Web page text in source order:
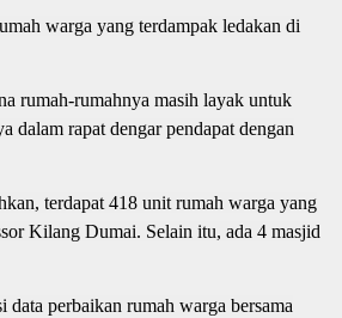
warga yang terdampak ledakan di
rumah-rumahnya masih layak untuk
dalam rapat dengar pendapat dengan
terdapat 418 unit rumah warga yang
Kilang Dumai. Selain itu, ada 4 masjid
perbaikan rumah warga bersama